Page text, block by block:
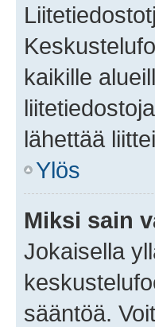
kaikille
lähettää
Ylös
Miksi sain
Jokaisella
sääntöä.